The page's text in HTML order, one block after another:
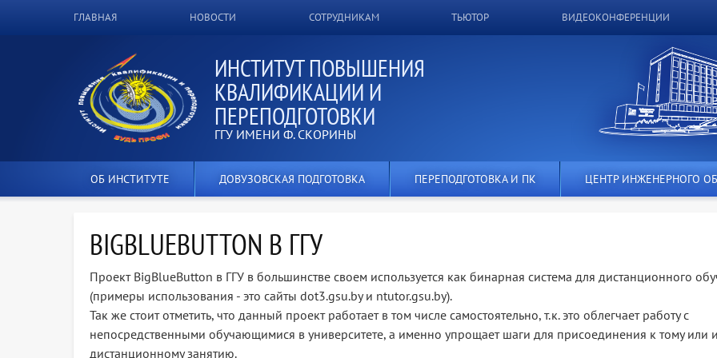
ВЕРХНЕЕ
ГЛАВНАЯ НОВОСТИ СОТРУДНИКАМ ТЬЮТОР ВИДЕОКОНФЕРЕНЦИИ
ИНСТИТУТ ПОВЫШЕНИЯ
КВАЛИФИКАЦИИ И
ПЕРЕПОДГОТОВКИ
ГГУ ИМЕНИ Ф. СКОРИНЫ
ОБ ИНСТИТУТЕ ДОВУЗОВСКАЯ ПОДГОТОВКА ПЕРЕПОДГОТОВКА И ПК ЦЕНТР ИНЖЕНЕРНОГО
BIGBLUEBUTTON В ГГУ
Проект BigBlueButton в ГГУ в большинстве своем используется как бинарная система для дистанционного
(примеры использования - это сайты dot3.gsu.by и ntutor.gsu.by).
Так же стоит отметить, что данный проект работает в том числе самостоятельно, т.к. это облегчает работу с
непосредственными обучающимися в университете, а именно упрощает шаги для присоединения к тому или
дистанционному занятию.